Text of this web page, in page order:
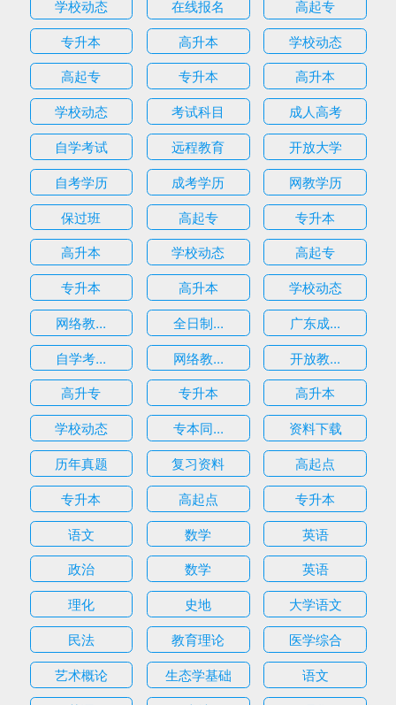
学校动态 在线报名
高起专
专升本
高升本
学校动态
高起专
专升本
高升本
学校动态
考试科目
成人高考
自学考试
远程教育
开放大学
自考学历
成考学历
网教学历
保过班
高起专
专升本
高升本
学校动态
高起专
专升本
高升本
学校动态
网络教...
全日制...
广东成...
自学考...
网络教...
开放教...
高升专
专升本
高升本
学校动态
专本同...
资料下载
历年真题
复习资料
高起点
专升本
高起点
专升本
语文
数学
英语
政治
数学
英语
理化
史地
大学语文
民法
教育理论
医学综合
艺术概论
生态学基础
语文